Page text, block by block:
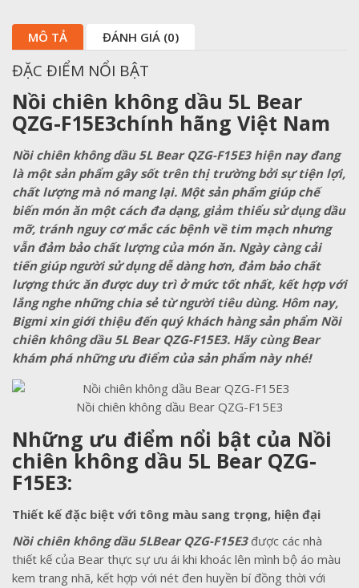
MÔ TẢ ĐÁNH GIÁ (0)
ĐẶC ĐIỂM NỔI BẬT
Nồi chiên không dầu 5L Bear
QZG-F15E3chính hãng Việt Nam
Nồi chiên không dầu 5L Bear QZG-F15E3 hiện nay đang
là một sản phẩm gây sốt trên thị trường bởi sự tiện lợi,
chất lượng mà nó mang lại. Một sản phẩm giúp chế
biến món ăn một cách đa dạng, giảm thiểu sử dụng dầu
mỡ, tránh nguy cơ mắc các bệnh về tim mạch nhưng
vẫn đảm bảo chất lượng của món ăn. Ngày càng cải
tiến giúp người sử dụng dễ dàng hơn, đảm bảo chất
lượng thức ăn được duy trì ở mức tốt nhất, kết hợp với
lắng nghe những chia sẻ từ người tiêu dùng. Hôm nay,
Bigmi xin giới thiệu đến quý khách hàng sản phẩm Nồi
chiên không dầu 5L Bear QZG-F15E3. Hãy cùng Bear
khám phá những ưu điểm của sản phẩm này nhé!
Nồi chiên không dầu Bear QZG-F15E3
Những ưu điểm nổi bật của Nồi
chiên không dầu 5L Bear QZG-
F15E3:
Thiết kế đặc biệt với tông màu sang trọng, hiện đại
Nồi chiên không dầu 5LBear QZG-F15E3được các nhà
thiết kế của Bear thực sự ưu ái khi khoác lên mình bộ áo màu
kem trang nhã, kết hợp với nét đen huyền bí đồng thời với